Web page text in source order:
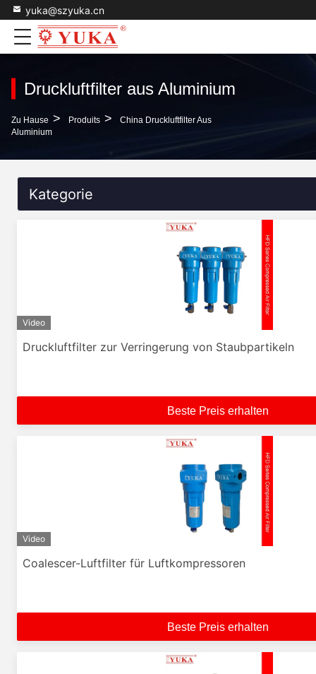
yuka@szyuka.cn
Druckluftfilter aus Aluminium
Zu Hause > Produits >
China Druckluftfilter Aus
Aluminium
Kategorie
Video
Druckluftfilter zur Verringerung von Staubpartikeln
Beste Preis erhalten
Video
Coalescer-Luftfilter für Luftkompressoren
Beste Preis erhalten